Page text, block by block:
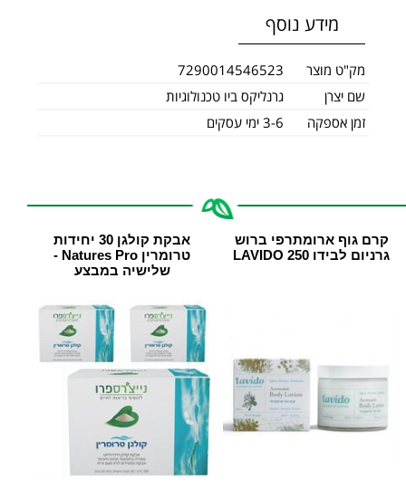
מידע נוסף
מק"ט מוצר
7290014546523
שם יצרן
גרנליקס ביו טכנולוגיות
זמן אספקה
3-6 ימי עסקים
קרם גוף ארומתרפי ברוש
גרניום לבידו 250 LAVIDO
אבקת קולגן 30 יחידות
טרומרין Natures Pro -
שלישיה במבצע